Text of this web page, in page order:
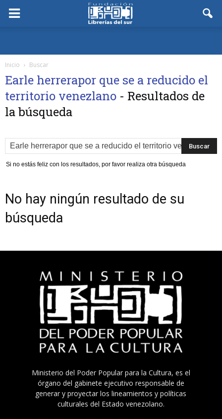
Inicio Buscar
Earle herrerapor que se a reducido el
territorio venezlano - Resultados de
la búsqueda
Si no estás feliz con los resultados, por favor realiza otra búsqueda
No hay ningún resultado de su
búsqueda
Ministerio del Poder Popular para la Cultura, es el
órgano del gabinete ejecutivo responsable de
generar y proyectar los lineamientos y políticas
culturales del Estado venezolano.